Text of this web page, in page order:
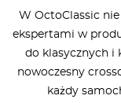
W OctoClassic
ekspertami w
do klasycznych i
nowoczesny
każdy